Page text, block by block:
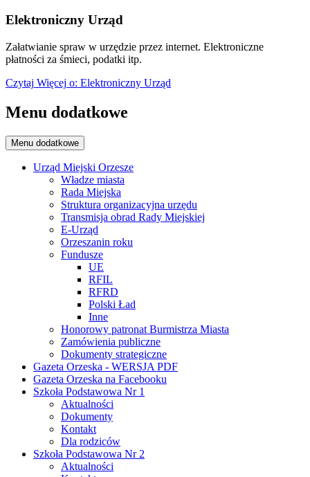
Elektroniczny Urząd
Załatwianie spraw w urzędzie przez internet. Elektroniczne
płatności za śmieci, podatki itp.
Czytaj Więcej o: Elektroniczny Urząd
Menu dodatkowe
Menu dodatkowe
Urząd Miejski Orzesze
Władze miasta
Rada Miejska
Struktura organizacyjna urzędu
Transmisja obrad Rady Miejskiej
E-Urząd
Orzeszanin roku
Fundusze
UE
RFIL
RFRD
Polski Ład
Inne
Honorowy patronat Burmistrza Miasta
Zamówienia publiczne
Dokumenty strategiczne
Gazeta Orzeska - WERSJA PDF
Gazeta Orzeska na Facebooku
Szkoła Podstawowa Nr 1
Aktualności
Dokumenty
Kontakt
Dla rodziców
Szkoła Podstawowa Nr 2
Aktualności